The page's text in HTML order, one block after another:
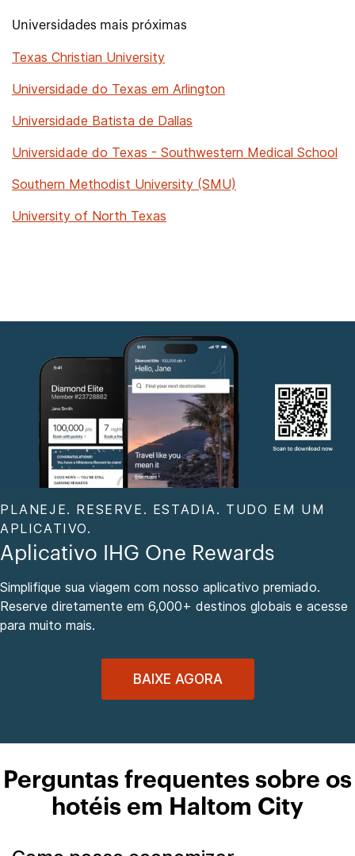
Universidades mais próximas
Texas Christian University
Universidade do Texas em Arlington
Universidade Batista de Dallas
Universidade do Texas - Southwestern Medical School
Southern Methodist University (SMU)
University of North Texas
PLANEJE. RESERVE. ESTADIA. TUDO EM UM
APLICATIVO.
Aplicativo IHG One Rewards
Simplifique sua viagem com nosso aplicativo premiado.
Reserve diretamente em 6,000+ destinos globais e acesse
para muito mais.
BAIXE AGORA
Perguntas frequentes sobre os
hotéis em Haltom City